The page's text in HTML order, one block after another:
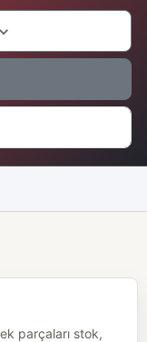
parçaları stok,